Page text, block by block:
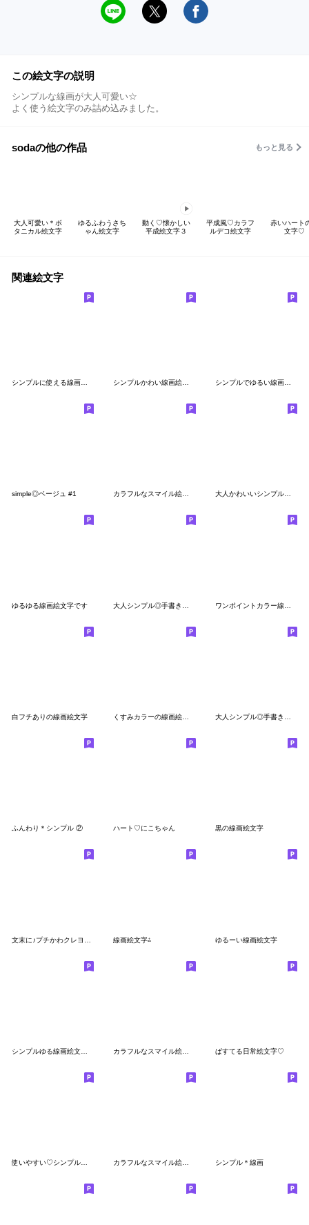
この絵文字の説明
シンプルな線画が大人可愛い☆
よく使う絵文字のみ詰め込みました。
sodaの他の作品 もっと見る
大人可愛い＊ボ
タニカル絵文字
ゆるふわうさち
ゃん絵文字
動く♡懐かしい
平成絵文字３
平成風♡カラフ
ルデコ絵文字
赤いハート
文字♡
関連絵文字
シンプルでゆるい線画絵文字
simple◎ベージュ #1 カラフルなスマイル絵文字(9) 大人かわいいシンプルカラーの絵文字♡
ゆるゆる線画絵文字です
白フチありの線画絵文字
ふんわり＊シンプル ② ハート♡にこちゃん 黒の線画絵文字
線画絵文字⁂ ゆるーい線画絵文字
ぱすてる日常絵文字♡
使いやすい♡シンプル絵文字(1) カラフルなスマイル絵文字(11) シンプル＊線画